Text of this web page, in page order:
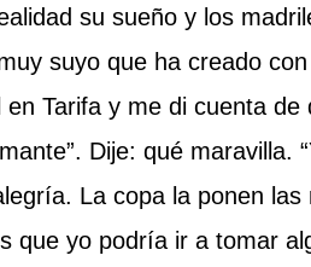
su sueño y los
suyo que ha creado
Tarifa y me di cuenta
Dije: qué maravilla.
La copa la ponen
que yo podría ir a tomar